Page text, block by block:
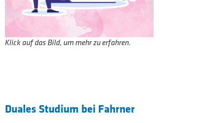
Klick auf das Bild, um mehr zu erfahren.
Duales Studium bei Fahrner